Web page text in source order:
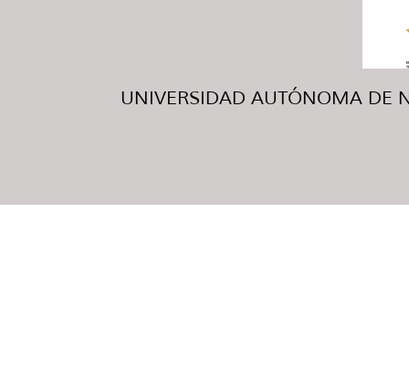
UNIVERSIDAD AUTÓNOMA DE